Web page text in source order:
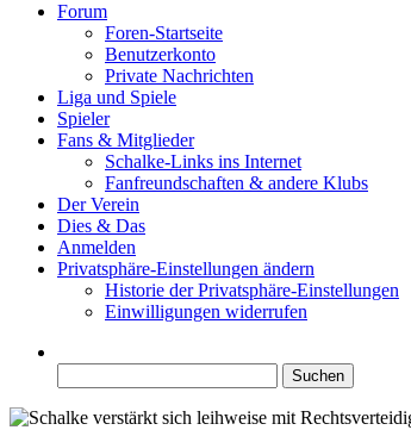
Forum
Foren-Startseite
Benutzerkonto
Private Nachrichten
Liga und Spiele
Spieler
Fans & Mitglieder
Schalke-Links ins Internet
Fanfreundschaften & andere Klubs
Der Verein
Dies & Das
Anmelden
Privatsphäre-Einstellungen ändern
Historie der Privatsphäre-Einstellungen
Einwilligungen widerrufen
nach: